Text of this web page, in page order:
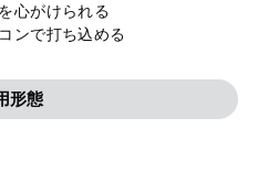
心がけられる
ンで打ち込める
形態